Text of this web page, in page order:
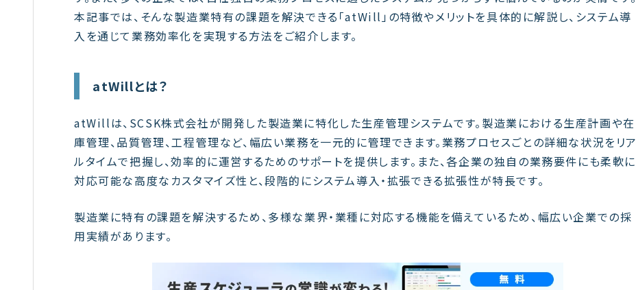
本記事では、そんな製造業特有の課題を解決できる「atWill」の特徴やメリットを具体的に解説し、システム導
入を通じて業務効率化を実現する方法をご紹介します。
atWillとは？
atWillは、SCSK株式会社が開発した製造業に特化した生産管理システムです。製造業における生産計画や在
庫管理、品質管理、工程管理など、幅広い業務を一元的に管理できます。業務プロセスごとの詳細な状況をリア
ルタイムで把握し、効率的に運営するためのサポートを提供します。また、各企業の独自の業務要件にも柔軟に
対応可能な高度なカスタマイズ性と、段階的にシステム導入・拡張できる拡張性が特長です。
製造業に特有の課題を解決するため、多様な業界・業種に対応する機能を備えているため、幅広い企業での採
用実績があります。